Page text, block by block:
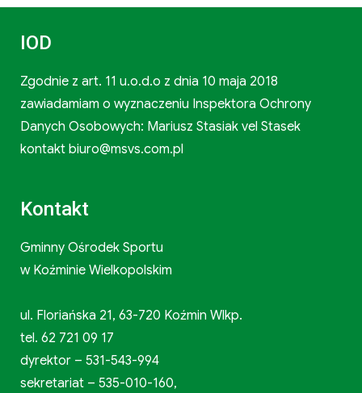
IOD
Zgodnie z art. 11 u.o.d.o z dnia 10 maja 2018
zawiadamiam o wyznaczeniu Inspektora Ochrony
Danych Osobowych: Mariusz Stasiak vel Stasek
kontakt biuro@msvs.com.pl
Kontakt
Gminny Ośrodek Sportu
w Koźminie Wielkopolskim
ul. Floriańska 21, 63-720 Koźmin Wlkp.
tel. 62 721 09 17
dyrektor – 531-543-994
sekretariat – 535-010-160,